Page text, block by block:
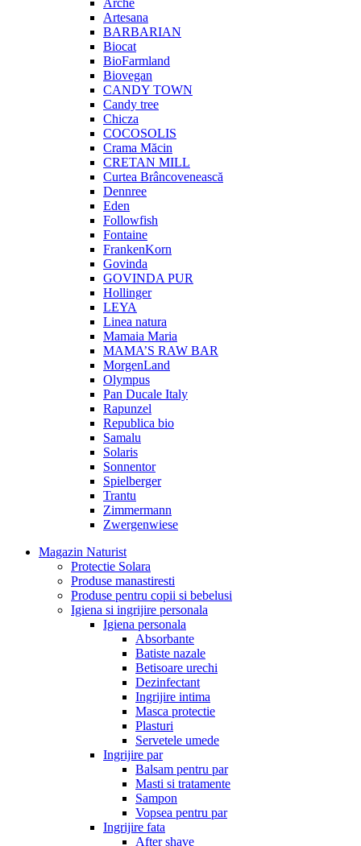
Arche
Artesana
BARBARIAN
Biocat
BioFarmland
Biovegan
CANDY TOWN
Candy tree
Chicza
COCOSOLIS
Crama Măcin
CRETAN MILL
Curtea Brâncovenească
Dennree
Eden
Followfish
Fontaine
FrankenKorn
Govinda
GOVINDA PUR
Hollinger
LEYA
Linea natura
Mamaia Maria
MAMA’S RAW BAR
MorgenLand
Olympus
Pan Ducale Italy
Rapunzel
Republica bio
Samalu
Solaris
Sonnentor
Spielberger
Trantu
Zimmermann
Zwergenwiese
Magazin Naturist
Protectie Solara
Produse manastiresti
Produse pentru copii si bebelusi
Igiena si ingrijire personala
Igiena personala
Absorbante
Batiste nazale
Betisoare urechi
Dezinfectant
Ingrijire intima
Masca protectie
Plasturi
Servetele umede
Ingrijire par
Balsam pentru par
Masti si tratamente
Sampon
Vopsea pentru par
Ingrijire fata
After shave